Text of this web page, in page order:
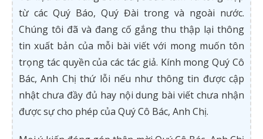
từ các Quý Báo, Quý Đài trong và ngoài nước.
Chúng tôi đã và đang cố gắng thu thập lại thông
tin xuất bản của mỗi bài viết với mong muốn tôn
trọng tác quyền của các tác giả. Kính mong Quý Cô
Bác, Anh Chị thứ lỗi nếu như thông tin được cập
nhật chưa đầy đủ hay nội dung bài viết chưa nhận
được sự cho phép của Quý Cô Bác, Anh Chị.